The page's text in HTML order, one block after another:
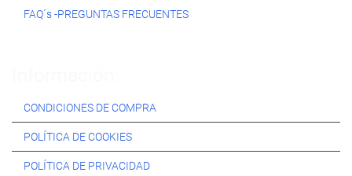
FAQ´s -PREGUNTAS FRECUENTES
CONDICIONES DE COMPRA
POLÍTICA DE COOKIES
POLÍTICA DE PRIVACIDAD